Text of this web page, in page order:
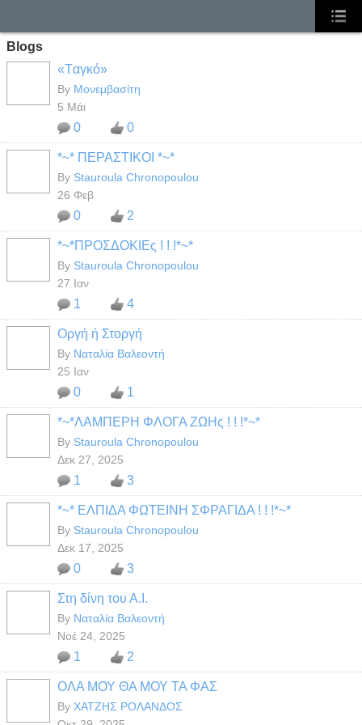
Blogs
«Tαγκό»
By Μονεμβασίτη
5 Μάι
0 0
*~* ΠΕΡΑΣΤΙΚΟΙ *~*
By Stauroula Chronopoulou
26 Φεβ
0 2
*~*ΠΡΟΣΔΟΚΙΕς ! ! !*~*
By Stauroula Chronopoulou
27 Ιαν
1 4
Οργή ή Στοργή
By Ναταλία Βαλεοντή
25 Ιαν
0 1
*~*ΛΑΜΠΕΡΗ ΦΛΟΓΑ ΖΩΗς ! ! !*~*
By Stauroula Chronopoulou
Δεκ 27, 2025
1 3
*~* ΕΛΠΙΔΑ ΦΩΤΕΙΝΗ ΣΦΡΑΓΙΔΑ ! ! !*~*
By Stauroula Chronopoulou
Δεκ 17, 2025
0 3
Στη δίνη του Α.Ι.
By Ναταλία Βαλεοντή
Νοέ 24, 2025
1 2
ΟΛΑ ΜΟΥ ΘΑ ΜΟΥ ΤΑ ΦΑΣ
By ΧΑΤΖΗΣ ΡΟΛΑΝΔΟΣ